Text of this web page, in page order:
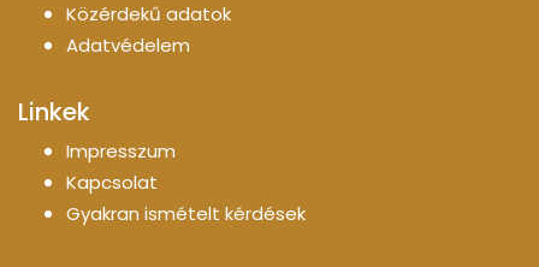
Közérdekű adatok
Adatvédelem
Linkek
Impresszum
Kapcsolat
Gyakran ismételt kérdések